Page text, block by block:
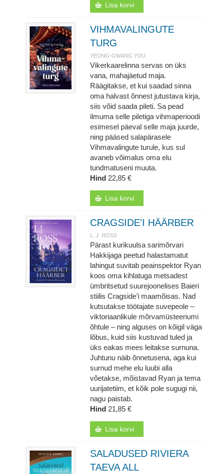
Lisa korvi
VIHMAVALINGUTE
TURG
YEONG-GWANG YOU
Vikerkaarelinna servas on üks
vana, mahajäetud maja.
Räägitakse, et kui saadad sinna
oma halvast õnnest jutustava kirja,
siis võid saada pileti. Sa pead
ilmuma selle piletiga vihmaperioodi
esimesel päeval selle maja juurde,
ning pääsed salapärasele
Vihmavalingute turule, kus sul
avaneb võimalus oma elu
tundmatuseni muuta.
Hind 22,85 €
Lisa korvi
CRAGSIDE'I HÄÄRBER
L. J. ROSS
Pärast kurikuulsa sarimõrvari
Hakkijaga peetud halastamatut
lahingut suvitab peainspektor Ryan
koos oma kihlatuga metsadest
ümbritsetud suurejoonelises Baieri
stiilis Cragside’i maamõisas. Nad
kutsutakse töötajate suvepeole –
viktoriaanlikule mõrvamüsteeriumi
õhtule – ning alguses on kõigil väga
lõbus, kuid siis kustuvad tuled ja
üks eakas mees leitakse surnuna.
Juhtunu näib õnnetusena, aga kui
surnud mehe elu luubi alla
võetakse, mõistavad Ryan ja tema
uurijatetiim, et kõik pole sugugi nii,
nagu paistab.
Hind 21,85 €
Lisa korvi
SALADUSED RIVIERA
TAEVA ALL